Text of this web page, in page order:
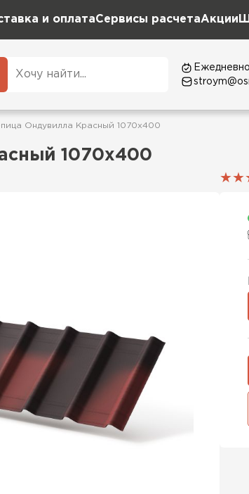
и оплатаСервисы расчетаАкции
Ондувилла Красный 1070х400
1070х400